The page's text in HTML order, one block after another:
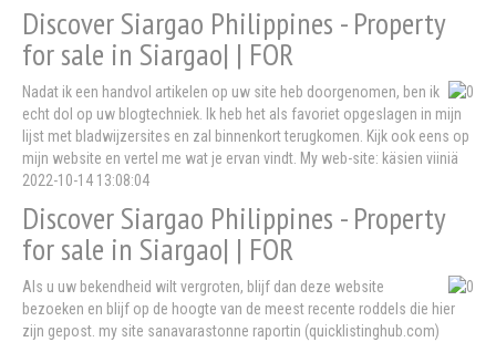
Discover Siargao Philippines - Property
for sale in Siargao| | FOR
Nadat ik een handvol artikelen op uw site heb doorgenomen, ben ik
echt dol op uw blogtechniek. Ik heb het als favoriet opgeslagen in mijn
lijst met bladwijzersites en zal binnenkort terugkomen. Kijk ook eens op
mijn website en vertel me wat je ervan vindt. My web-site: käsien viiniä
2022-10-14 13:08:04
Discover Siargao Philippines - Property
for sale in Siargao| | FOR
Als u uw bekendheid wilt vergroten, blijf dan deze website
bezoeken en blijf op de hoogte van de meest recente roddels die hier
zijn gepost. my site sanavarastonne raportin (quicklistinghub.com)